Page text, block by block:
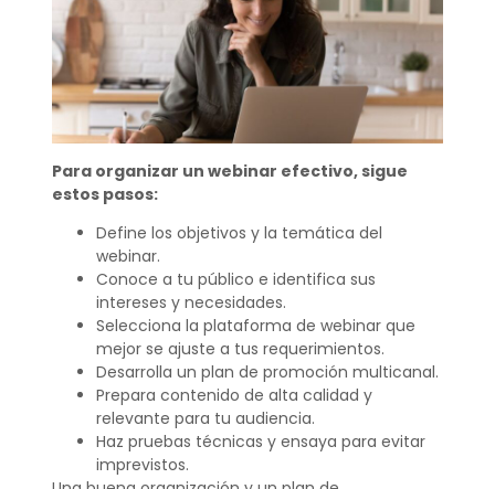
Para organizar un webinar efectivo, sigue
estos pasos:
Define los objetivos y la temática del
webinar.
Conoce a tu público e identifica sus
intereses y necesidades.
Selecciona la plataforma de webinar que
mejor se ajuste a tus requerimientos.
Desarrolla un plan de promoción multicanal.
Prepara contenido de alta calidad y
relevante para tu audiencia.
Haz pruebas técnicas y ensaya para evitar
imprevistos.